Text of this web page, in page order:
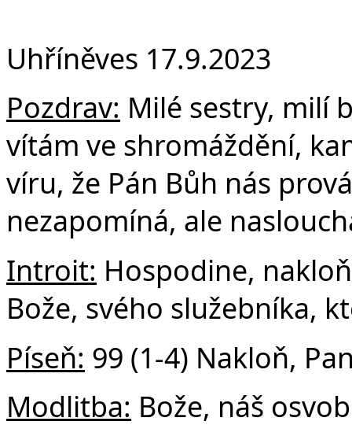
Uhříněves 17.9.2023
Pozdrav: Milé sestry, milí
vítám ve shromáždění,
víru, že Pán Bůh nás
nezapomíná, ale
Introit: Hospodine,
Bože, svého služebníka,
Píseň: 99 (1-4) Nakloň,
Modlitba: Bože, náš